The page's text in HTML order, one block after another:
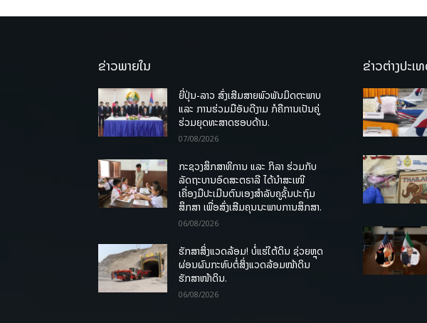
ຂ່າວພາຍໃນ
ຍີ່ປຸ່ນ-ລາວ ສົ່ງເສີມສາຍພົວພັນມິດຕະພາບ
ແລະ ການຮ່ວມມືອັນດີງາມ ກໍຄືການເປັນຄູ່
ຮ່ວມຍຸດທະສາດຮອບດ້ານ.
07/08/2026
ກະຊວງສຶກສາທິການ ແລະ ກິລາ ຮ່ວມກັບ
ລັດຖະບານອົດສະຕຣາລີ ໄດ້ນຳສະເໜີ
ເຄື່ອງມືປະເມີນຕົນເອງສຳລັບຄູຊັ້ນປະຖົມ
ສຶກສາ ເພື່ອສົ່ງເສີມຄຸນນະພາບການສຶກສາ.
06/08/2026
ຮັກສາສິ່ງແວດລ້ອມ! ບໍ່ແຮ່ໃຕ້ດິນ ຊ່ວຍຫຼຸດ
ຜ່ອນຜົນກະທົບຕໍ່ສິ່ງແວດລ້ອມໜ້າດິນ
ຮັກສາໜ້າດິນ.
06/08/2026
ຂ່າວຕ່າງປະເ